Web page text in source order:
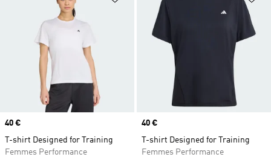
Prix
40 €
T-shirt Designed for Training
Femmes Performance
Prix
40 €
T-shirt Designed for Training
Femmes Performance